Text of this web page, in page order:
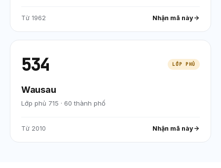
Từ 1962 Nhận mã này
534 LỚP PHỦ
Wausau
Lớp phủ 715 · 60 thành phố
Từ 2010 Nhận mã này